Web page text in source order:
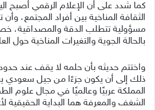
كما شدد على أن الإعلام الرقمي أصبح
الثقافة المناخية بين أفراد المجتمع،
مسؤولية تتطلب الدقة والمصداقية،
بالحالة الجوية والتغيرات المناخية حول
واختتم حديثه بأن حلمه لا يقف عند
ذلك إلى أن يكون جزءًا من جيل سعودي
المملكة عربيًا وعالميًا في مجال علوم
الشغف والمعرفة هما البداية الحقيقية